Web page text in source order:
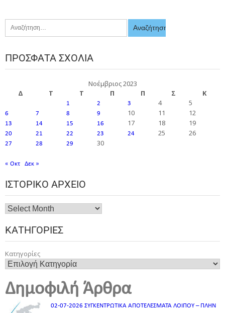
ΠΡΌΣΦΑΤΑ ΣΧΌΛΙΑ
Νοέμβριος 2023
Δ
Τ Τ Π Π Σ Κ
1 2 3 4 5
6 7 8 9 10 11 12
13 14 15 16 17 18 19
20 21 22 23 24 25 26
27 28 29 30
« Οκτ Δεκ »
ΙΣΤΟΡΙΚΌ ΑΡΧΕΊΟ
ΚΑΤΗΓΟΡΊΕΣ
Κατηγορίες
Δημοφιλή Άρθρα
02-07-2026 ΣΥΓΚΕΝΤΡΩΤΙΚΑ ΑΠΟΤΕΛΕΣΜΑΤΑ ΛΟΙΠΟΥ – ΠΛΗΝ